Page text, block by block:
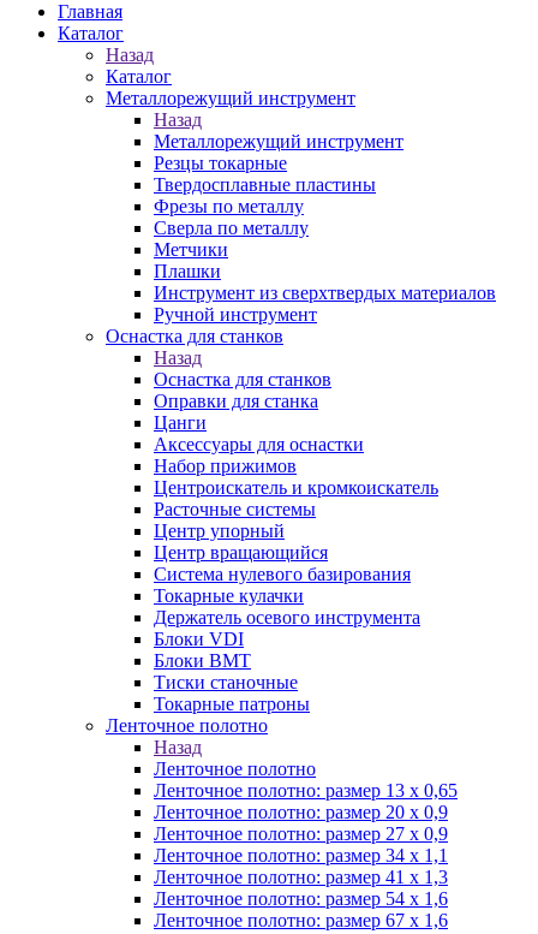
Главная
Каталог
Назад
Каталог
Металлорежущий инструмент
Назад
Металлорежущий инструмент
Резцы токарные
Твердосплавные пластины
Фрезы по металлу
Сверла по металлу
Метчики
Плашки
Инструмент из сверхтвердых материалов
Ручной инструмент
Оснастка для станков
Назад
Оснастка для станков
Оправки для станка
Цанги
Аксессуары для оснастки
Набор прижимов
Центроискатель и кромкоискатель
Расточные системы
Центр упорный
Центр вращающийся
Система нулевого базирования
Токарные кулачки
Держатель осевого инструмента
Блоки VDI
Блоки BMT
Тиски станочные
Токарные патроны
Ленточное полотно
Назад
Ленточное полотно
Ленточное полотно: размер 13 х 0,65
Ленточное полотно: размер 20 х 0,9
Ленточное полотно: размер 27 х 0,9
Ленточное полотно: размер 34 х 1,1
Ленточное полотно: размер 41 х 1,3
Ленточное полотно: размер 54 х 1,6
Ленточное полотно: размер 67 х 1,6